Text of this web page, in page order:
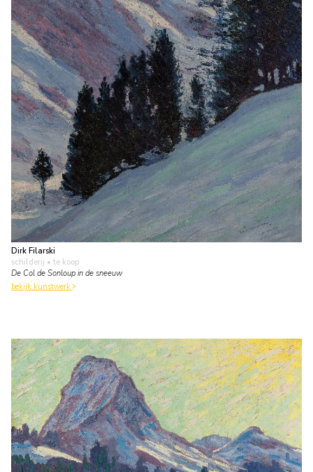
Dirk Filarski
schilderij • te koop
De Col de Sonloup in de sneeuw
bekijk kunstwerk